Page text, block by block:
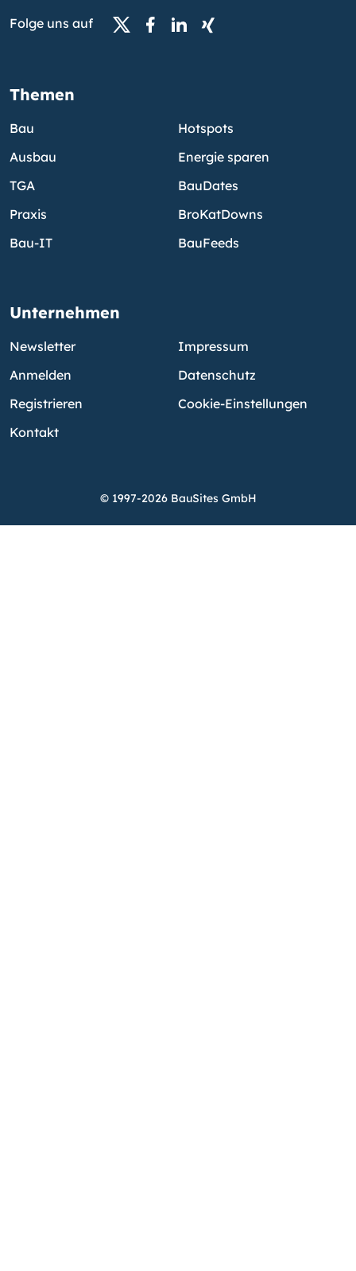
Folge uns auf
Themen
Bau
Ausbau
TGA
Praxis
Bau-IT
Hotspots
Energie sparen
BauDates
BroKatDowns
BauFeeds
Unternehmen
Newsletter
Anmelden
Registrieren
Kontakt
Impressum
Datenschutz
Cookie-Einstellungen
© 1997-2026 BauSites GmbH